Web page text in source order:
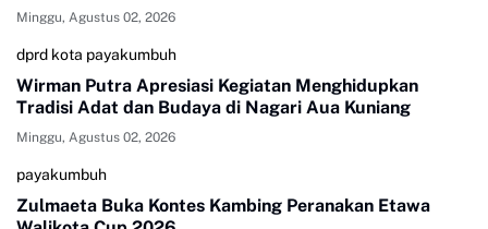
Minggu, Agustus 02, 2026
dprd kota payakumbuh
Wirman Putra Apresiasi Kegiatan Menghidupkan
Tradisi Adat dan Budaya di Nagari Aua Kuniang
Minggu, Agustus 02, 2026
payakumbuh
Zulmaeta Buka Kontes Kambing Peranakan Etawa